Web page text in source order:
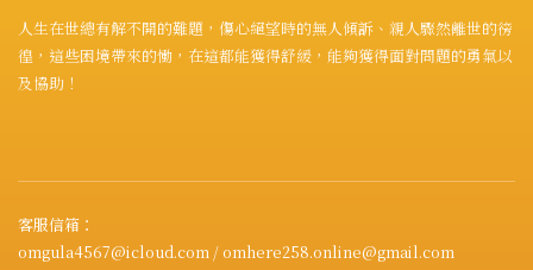
人生在世總有解不開的難題，傷心絕望時的無人傾訴、親人驟然離世的徬
徨，這些困境帶來的慟，在這都能獲得舒緩，能夠獲得面對問題的勇氣以
及協助！
客服信箱：
omgula4567@icloud.com / omhere258.online@gmail.com